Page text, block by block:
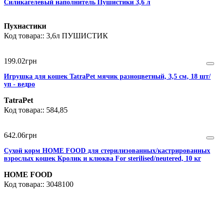
Силикагелевый наполнитель Пушистики 3,6 л
Пухнастики
3,6л ПУШИСТИК
199.02грн
Игрушка для кошек TatraPet мячик разноцветный, 3,5 см, 18 шт/
уп - ведро
TatraPet
584,85
642.06грн
Сухой корм HOME FOOD для стерилизованных/кастрированных
взрослых кошек Кролик и клюква For sterilised/neutered, 10 кг
HOME FOOD
3048100